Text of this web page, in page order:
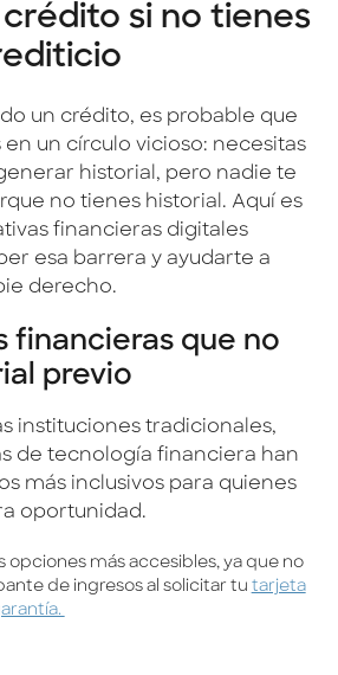
si no tienes
un crédito, es probable que
en un círculo vicioso: necesitas
historial, pero nadie te
no tienes historial. Aquí es
financieras digitales
esa barrera y ayudarte a
derecho.
financieras que no
previo
instituciones tradicionales,
de tecnología financiera han
más inclusivos para quienes
oportunidad.
opciones más accesibles, ya que no
de ingresos al solicitar tu tarjeta